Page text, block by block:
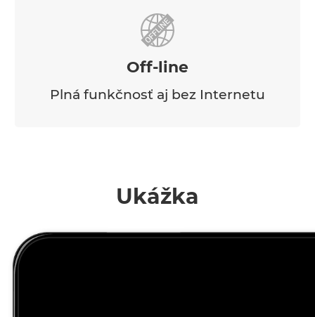
Off-line
Plná funkčnosť aj bez Internetu
Ukážka